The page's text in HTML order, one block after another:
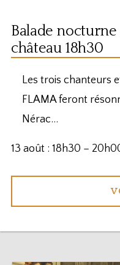
Balade
château 18h30
Les trois chanteurs
FLAMA feront
Nérac…
13 août : 18h30 –